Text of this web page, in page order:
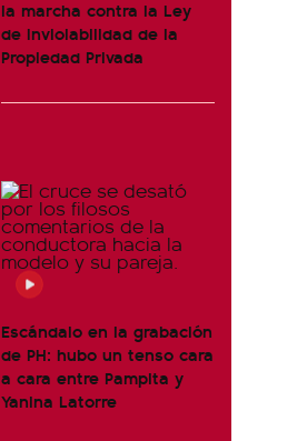
la marcha contra la Ley
de Inviolabilidad de la
Propiedad Privada
Escándalo en la grabación
de PH: hubo un tenso cara
a cara entre Pampita y
Yanina Latorre